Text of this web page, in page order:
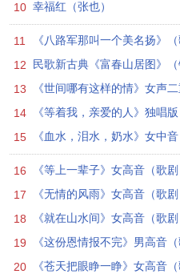
10 幸福红（张也）
11 《八路军那叫一个美名扬》
12 民歌新古典《富春山居图》
13 《世间哪有这样的情》女声
14 《等着我，亲爱的人》独唱
15 《血水，泪水，奶水》女中
16 《等上一辈子》女高音（歌
17 《无情的风雨》女高音（歌
18 《就在山水间》女高音（歌
19 《这份恩情报不完》男高音
20 《苍天把眼睁一睁》女高音